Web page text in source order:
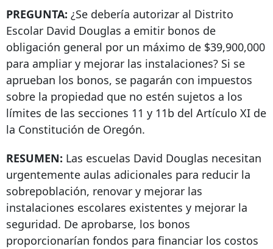
PREGUNTA: ¿Se debería autorizar al Distrito
Escolar David Douglas a emitir bonos de
obligación general por un máximo de $39,900,000
para ampliar y mejorar las instalaciones? Si se
aprueban los bonos, se pagarán con impuestos
sobre la propiedad que no estén sujetos a los
límites de las secciones 11 y 11b del Artículo XI de
la Constitución de Oregón.
RESUMEN: Las escuelas David Douglas necesitan
urgentemente aulas adicionales para reducir la
sobrepoblación, renovar y mejorar las
instalaciones escolares existentes y mejorar la
seguridad. De aprobarse, los bonos
proporcionarían fondos para financiar los costos